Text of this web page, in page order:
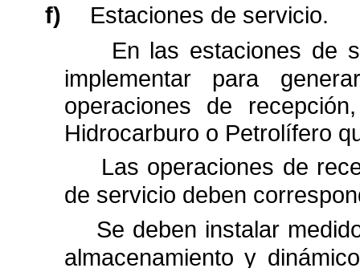
f)
Estaciones de servicio.
En las estaciones de
implementar para
operaciones de
Hidrocarburo o Petrolífero
Las operaciones de
de servicio deben
Se deben instalar
almacenamiento y